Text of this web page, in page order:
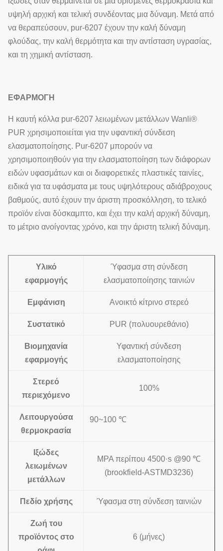
υψηλή αρχική και τελική συνδέοντας μια δύναμη. Μετά από
να θεραπεύσουν, pur-6207 έχουν την καλή δύναμη
φλούδας, την καλή θερμότητα και την αντίσταση υγρασίας,
και τη χημική αντίσταση.
ΕΦΑΡΜΟΓΗ
Η καυτή κόλλα pur-6207 λειωμένων μετάλλων Wanli®
PUR χρησιμοποιείται για την υφαντική σύνδεση
ελασματοποίησης. Pur-6207 μπορούν να
χρησιμοποιηθούν για την ελασματοποίηση των διάφορων
ειδών υφασμάτων και οι διαφορετικές πλαστικές ταινίες,
ειδικά για τα υφάσματα με τους υψηλότερους αδιάβροχους
βαθμούς, αυτό έχουν την άριστη προσκόλληση, το τελικό
προϊόν είναι δύσκαμπτο, και έχει την καλή αρχική δύναμη,
το μέτριο ανοίγοντας χρόνο, και την άριστη τελική δύναμη.
Υλικό
εφαρμογής
Ύφασμα στη σύνδεση
ελασματοποίησης ταινιών
Εμφάνιση Ανοικτό κίτρινο στερεό
Συστατικό PUR (πολυουρεθάνιο)
Βιομηχανία
εφαρμογής
Υφαντική σύνδεση
ελασματοποίησης
Στερεό
περιεχόμενο
100%
Λειτουργούσα
θερμοκρασία
90~100 ℃
Ιξώδες
λειωμένων
μετάλλων
MPA περίπου 4500·s @90 ℃
(brookfield-ASTMD3236)
Πεδίο χρήσης Ύφασμα στη σύνδεση ταινιών
Ζωή του
προϊόντος στο
6 (μήνες)